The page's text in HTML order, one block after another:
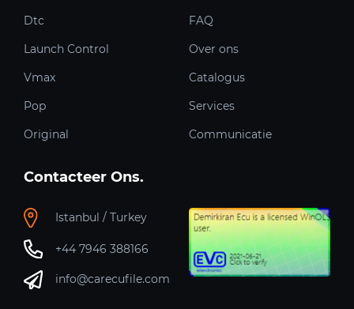
Dtc
Launch Control
Vmax
Pop
Original
FAQ
Over ons
Catalogus
Services
Communicatie
Contacteer Ons.
Istanbul / Turkey
+44 7946 388166
info@carecufile.com